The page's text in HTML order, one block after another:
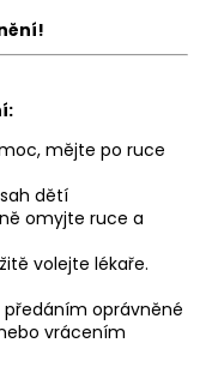
mějte po ruce
dětí
omyjte ruce a
volejte lékaře.
oprávněné
vrácením